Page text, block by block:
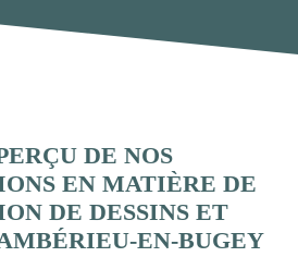
DE NOS
EN MATIÈRE DE
DE DESSINS ET
EN-BUGEY